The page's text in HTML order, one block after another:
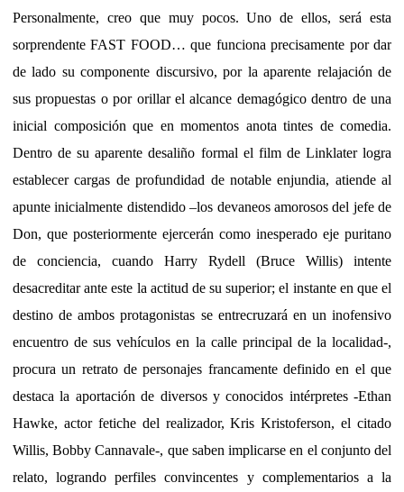
Personalmente, creo que muy pocos. Uno de ellos, será esta
sorprendente FAST FOOD… que funciona precisamente por dar
de lado su componente discursivo, por la aparente relajación de
sus propuestas o por orillar el alcance demagógico dentro de una
inicial composición que en momentos anota tintes de comedia.
Dentro de su aparente desaliño formal el film de Linklater logra
establecer cargas de profundidad de notable enjundia, atiende al
apunte inicialmente distendido –los devaneos amorosos del jefe de
Don, que posteriormente ejercerán como inesperado eje puritano
de conciencia, cuando Harry Rydell (Bruce Willis) intente
desacreditar ante este la actitud de su superior; el instante en que el
destino de ambos protagonistas se entrecruzará en un inofensivo
encuentro de sus vehículos en la calle principal de la localidad-,
procura un retrato de personajes francamente definido en el que
destaca la aportación de diversos y conocidos intérpretes -Ethan
Hawke, actor fetiche del realizador, Kris Kristoferson, el citado
Willis, Bobby Cannavale-, que saben implicarse en el conjunto del
relato, logrando perfiles convincentes y complementarios a la